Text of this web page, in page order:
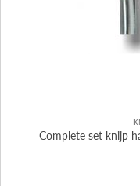
Complete set knijp